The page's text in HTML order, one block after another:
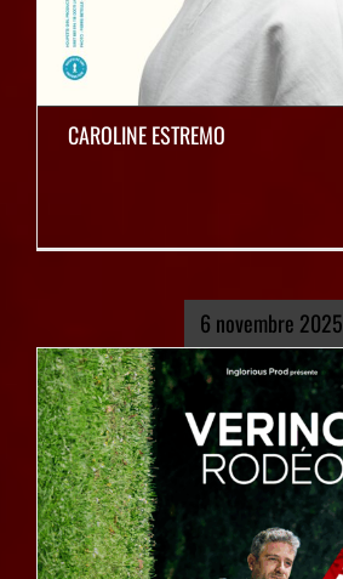
CAROLINE ESTREMO
6 novembre 2025